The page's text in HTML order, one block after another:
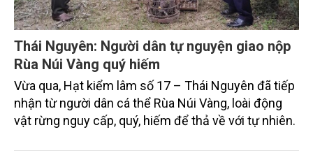
Thái Nguyên: Người dân tự nguyện giao nộp
Rùa Núi Vàng quý hiếm
Vừa qua, Hạt kiểm lâm số 17 – Thái Nguyên đã tiếp
nhận từ người dân cá thể Rùa Núi Vàng, loài động
vật rừng nguy cấp, quý, hiếm để thả về với tự nhiên.